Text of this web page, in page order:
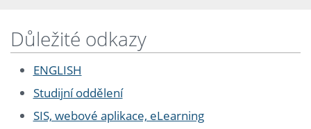
Důležité odkazy
ENGLISH
Studijní oddělení
SIS, webové aplikace, eLearning